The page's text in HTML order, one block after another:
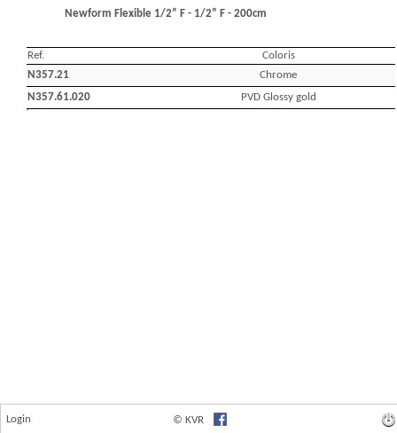
Login © KVR